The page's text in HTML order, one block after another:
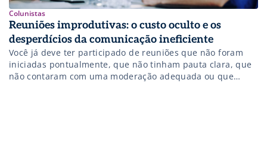
Colunistas
Reuniões improdutivas: o custo oculto e os
desperdícios da comunicação ineficiente
Você já deve ter participado de reuniões que não foram
iniciadas pontualmente, que não tinham pauta clara, que
não contaram com uma moderação adequada ou que